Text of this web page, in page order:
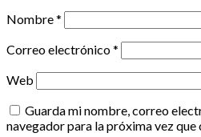
Nombre*
Correo electrónico*
Web
Guarda mi nombre, correo
navegador para la próxima vez que